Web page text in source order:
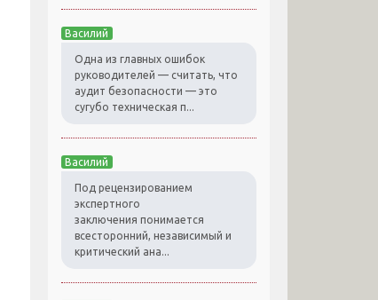
Василий
Одна из главных ошибок
руководителей — считать, что
аудит безопасности — это
сугубо техническая п...
Василий
Под рецензированием
экспертного
заключения понимается
всесторонний, независимый и
критический ана...